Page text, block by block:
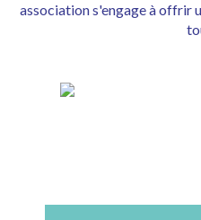
association s'engage à offrir